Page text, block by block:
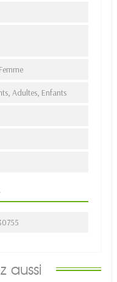
Adultes, Enfants
aussi